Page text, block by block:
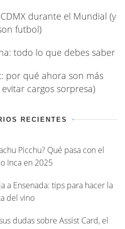
durante el Mundial (y
futbol)
todo lo que debes saber
por qué ahora son más
cargos sorpresa)
RECIENTES
Picchu? Qué pasa con el
Inca en 2025
a Ensenada: tips para hacer la
del vino
dudas sobre Assist Card, el